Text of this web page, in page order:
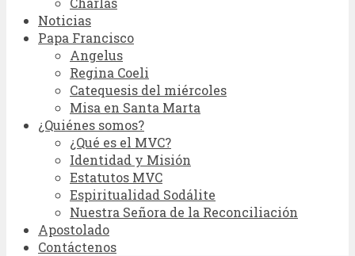
Noticias
Papa Francisco
Angelus
Regina Coeli
Catequesis del miércoles
Misa en Santa Marta
¿Quiénes somos?
¿Qué es el MVC?
Identidad y Misión
Estatutos MVC
Espiritualidad Sodálite
Nuestra Señora de la Reconciliación
Apostolado
Contáctenos